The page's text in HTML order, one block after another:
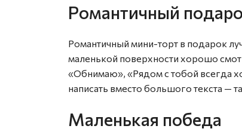
Романтичный
Романтичный мини-торт в подарок
маленькой поверхности хорошо
«Обнимаю», «Рядом с тобой всегда
написать вместо большого текста —
Маленькая победа